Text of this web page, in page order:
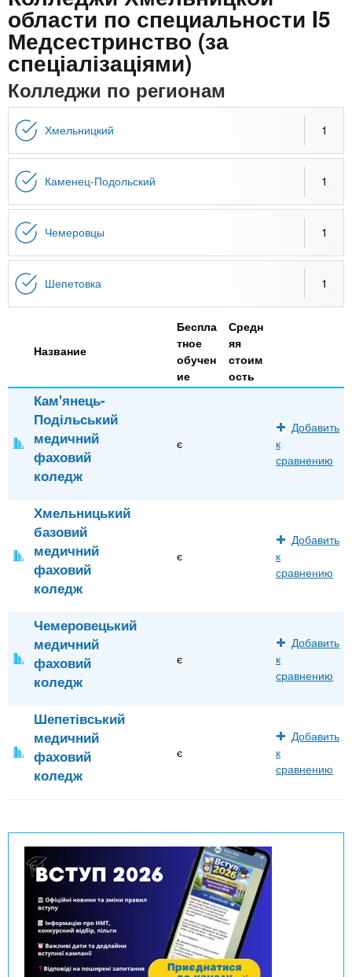
n
t
s
.
i
n
f
o
х
з
а
в
е
н
й
Онлайн курсы
За рубежом
области по специальности I5
Медсестринство (за
спеціалізаціями)
Колледжи по регионам
Хмельницкий 1
Каменец-Подольский 1
Чемеровцы 1
Шепетовка 1
Название
Беспла
тное
обучен
ие
Средн
яя
стоим
ость
Кам'янець-
Подільський
медичний
фаховий
коледж
є
Добавить
к
сравнению
Хмельницький
базовий
медичний
фаховий
коледж
є
Добавить
к
сравнению
Чемеровецький
медичний
фаховий
коледж
є
Добавить
к
сравнению
Шепетівський
медичний
фаховий
коледж
є
Добавить
к
сравнению